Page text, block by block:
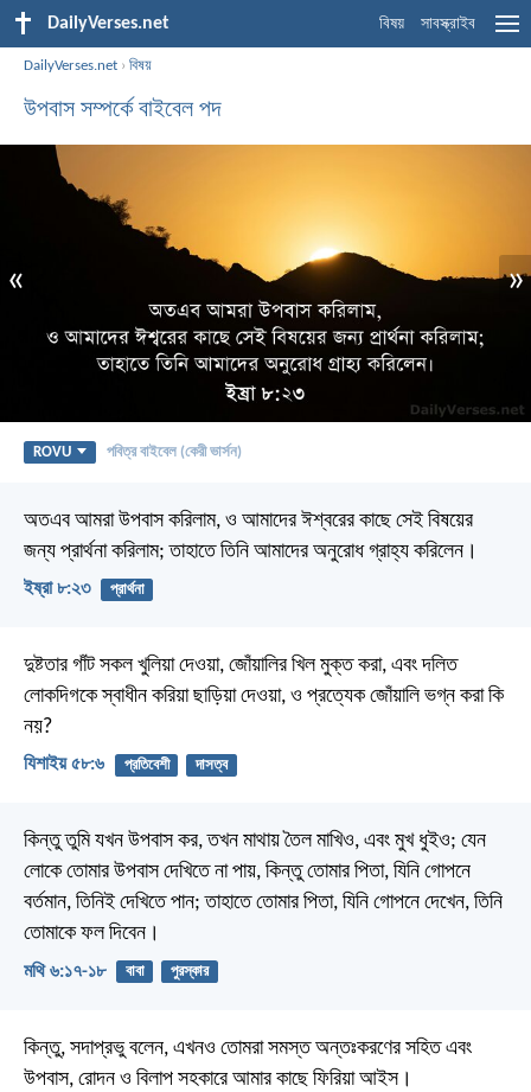
DailyVerses.net বিষয় সাবস্ক্রাইব
DailyVerses.net ›বিষয়
উপবাস সম্পর্কে বাইবেল পদ
« »
ROVU পবিত্র বাইবেল (কেরী ভার্সন)
অতএব আমরা উপবাস করিলাম, ও আমাদের ঈশ্বরের কাছে সেই বিষয়ের
জন্য প্রার্থনা করিলাম; তাহাতে তিনি আমাদের অনুরোধ গ্রাহ্য করিলেন।
ইষ্রা ৮:২৩ প্রার্থনা
দুষ্টতার গাঁট সকল খুলিয়া দেওয়া, জোঁয়ালির খিল মুক্ত করা, এবং দলিত
লোকদিগকে স্বাধীন করিয়া ছাড়িয়া দেওয়া, ও প্রত্যেক জোঁয়ালি ভগ্ন করা কি
নয়?
যিশাইয় ৫৮:৬ প্রতিবেশী দাসত্ব
কিন্তু তুমি যখন উপবাস কর, তখন মাথায় তৈল মাখিও, এবং মুখ ধুইও; যেন
লোকে তোমার উপবাস দেখিতে না পায়, কিন্তু তোমার পিতা, যিনি গোপনে
বর্তমান, তিনিই দেখিতে পান; তাহাতে তোমার পিতা, যিনি গোপনে দেখেন, তিনি
তোমাকে ফল দিবেন।
মথি ৬:১৭-১৮ বাবা পুরস্কার
কিন্তু, সদাপ্রভু বলেন, এখনও তোমরা সমস্ত অন্তঃকরণের সহিত এবং
উপবাস, রোদন ও বিলাপ সহকারে আমার কাছে ফিরিয়া আইস।